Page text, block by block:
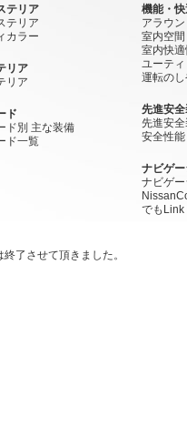
テリア
テリア
カラー
リア
リア
ド
ド別 主な装備
ド一覧
機能・
アラウ
室内空間
室内快適
ユーテ
運転の
先進安
先進安
安全性能
ナビゲ
ナビゲ
でもLink
了させて頂きました。